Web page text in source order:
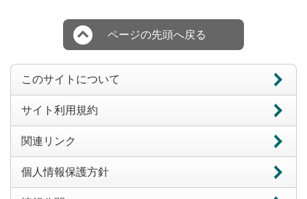
ページの先頭へ戻る
このサイトについて
サイト利用規約
関連リンク
個人情報保護方針